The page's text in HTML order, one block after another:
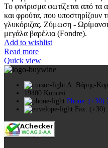
Το φινίρισμα φωτίζεται από
και φρούτα, που υποστηρίζουν
γλυκόριζας. Ζύμωση -
μεγάλα βαρέλια (Fondre).
Add to wishlist
Read more
Quick view
Λ. Βάρης-
19400 Κορωπί
Phone: (+30)
Fax: (+30)